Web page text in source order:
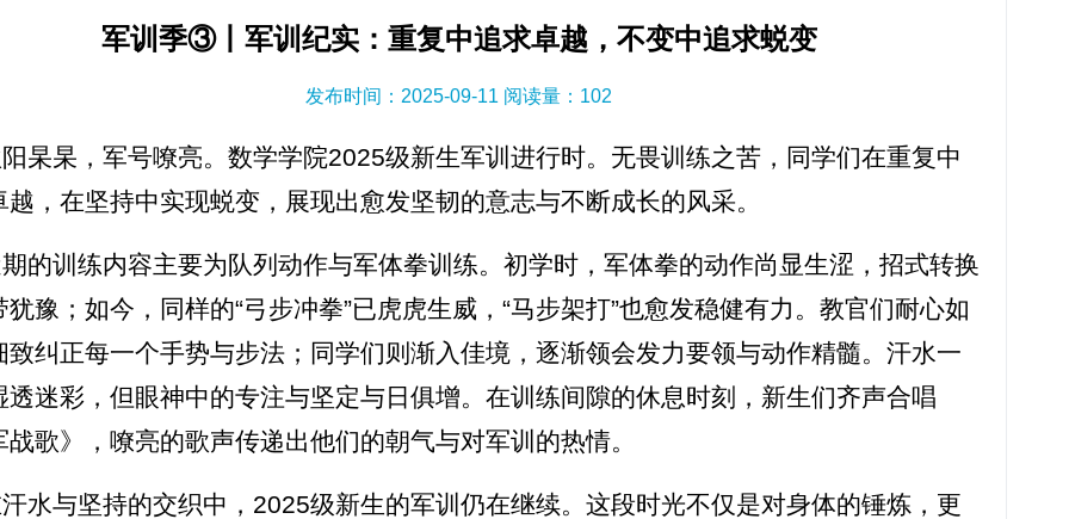
军训季③丨军训纪实：重复中追求卓越，不变中追求蜕变
发布时间：2025-09-11 阅读量： 102
杲杲，军号嘹亮。数学学院2025级新生军训进行时。无畏训练之苦，同学们在重复中
越，在坚持中实现蜕变，展现出愈发坚韧的意志与不断成长的风采。
的训练内容主要为队列动作与军体拳训练。初学时，军体拳的动作尚显生涩，招式转换
犹豫；如今，同样的“弓步冲拳”已虎虎生威，“马步架打”也愈发稳健有力。教官们耐心如
致纠正每一个手势与步法；同学们则渐入佳境，逐渐领会发力要领与动作精髓。汗水一
透迷彩，但眼神中的专注与坚定与日俱增。在训练间隙的休息时刻，新生们齐声合唱
战歌》，嘹亮的歌声传递出他们的朝气与对军训的热情。
水与坚持的交织中，2025级新生的军训仍在继续。这段时光不仅是对身体的锤炼，更